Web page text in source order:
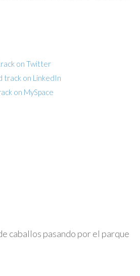
caballos pasando por el parque